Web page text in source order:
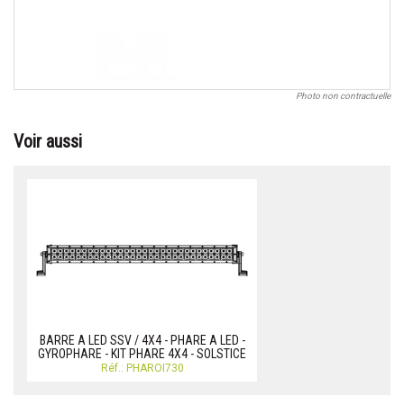
Photo non contractuelle
Voir aussi
BARRE A LED SSV / 4X4 - PHARE A LED -
GYROPHARE - KIT PHARE 4X4 - SOLSTICE
Réf.: PHAROI730